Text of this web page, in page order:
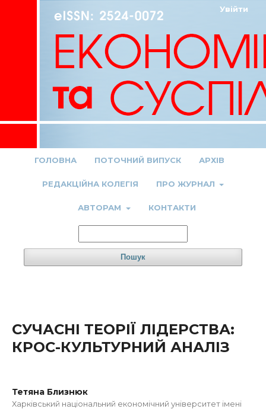
ГОЛОВНА ПОТОЧНИЙ ВИПУСК АРХІВ
РЕДАКЦІЙНА КОЛЕГІЯ ПРО ЖУРНАЛ
АВТОРАМ КОНТАКТИ
Пошук
Увійти
СУЧАСНІ ТЕОРІЇ ЛІДЕРСТВА:
КРОС-КУЛЬТУРНИЙ АНАЛІЗ
Тетяна Близнюк
Харківський національний економічний університет імені